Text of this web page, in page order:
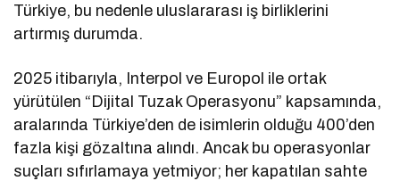
Türkiye, bu nedenle uluslararası iş birliklerini
artırmış durumda.
2025 itibarıyla, Interpol ve Europol ile ortak
yürütülen “Dijital Tuzak Operasyonu” kapsamında,
aralarında Türkiye’den de isimlerin olduğu 400’den
fazla kişi gözaltına alındı. Ancak bu operasyonlar
suçları sıfırlamaya yetmiyor; her kapatılan sahte